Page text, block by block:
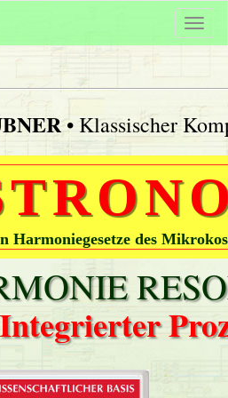
• Klassischer
Harmoniegesetze des
Integrierter